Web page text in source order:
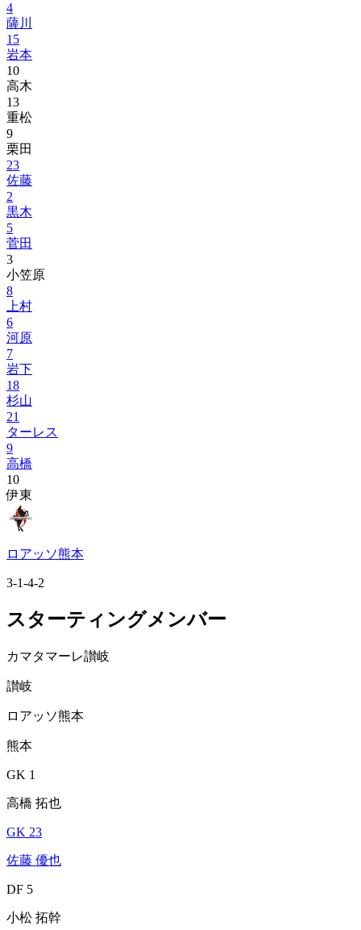
4
薩川
15
岩本
10
高木
13
重松
9
栗田
23
佐藤
2
黒木
5
菅田
3
小笠原
8
上村
6
河原
7
岩下
18
杉山
21
ターレス
9
高橋
10
伊東
ロアッソ熊本
3-1-4-2
スターティングメンバー
カマタマーレ讃岐
讃岐
ロアッソ熊本
熊本
GK 1
高橋 拓也
GK 23
佐藤 優也
DF 5
小松 拓幹